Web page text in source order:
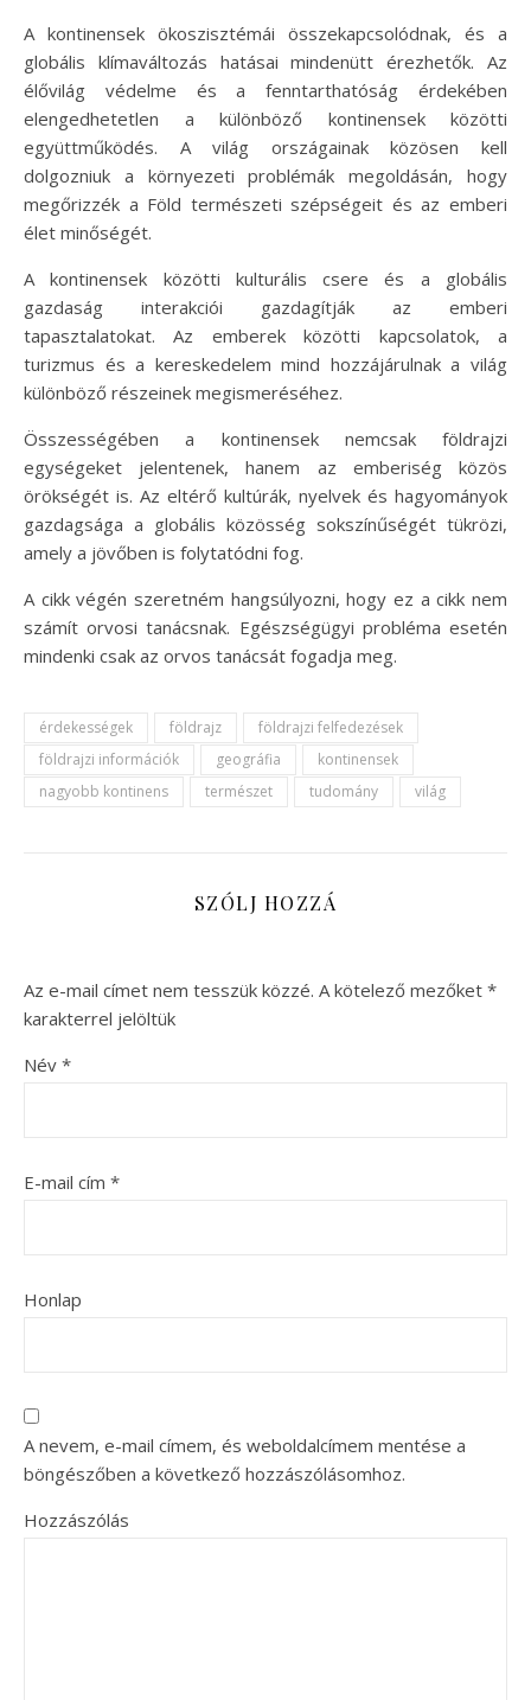
A kontinensek ökoszisztémái összekapcsolódnak, és a
globális klímaváltozás hatásai mindenütt érezhetők. Az
élővilág védelme és a fenntarthatóság érdekében
elengedhetetlen a különböző kontinensek közötti
együttműködés. A világ országainak közösen kell
dolgozniuk a környezeti problémák megoldásán, hogy
megőrizzék a Föld természeti szépségeit és az emberi
élet minőségét.
A kontinensek közötti kulturális csere és a globális
gazdaság interakciói gazdagítják az emberi
tapasztalatokat. Az emberek közötti kapcsolatok, a
turizmus és a kereskedelem mind hozzájárulnak a világ
különböző részeinek megismeréséhez.
Összességében a kontinensek nemcsak földrajzi
egységeket jelentenek, hanem az emberiség közös
örökségét is. Az eltérő kultúrák, nyelvek és hagyományok
gazdagsága a globális közösség sokszínűségét tükrözi,
amely a jövőben is folytatódni fog.
A cikk végén szeretném hangsúlyozni, hogy ez a cikk nem
számít orvosi tanácsnak. Egészségügyi probléma esetén
mindenki csak az orvos tanácsát fogadja meg.
érdekességek földrajz
földrajzi felfedezések
földrajzi információk
geográfia
kontinensek
nagyobb kontinens
természet tudomány világ
SZÓLJ HOZZÁ
Az e-mail címet nem tesszük közzé. A kötelező mezőket *
karakterrel jelöltük
Név *
E-mail cím *
Honlap
A nevem, e-mail címem, és weboldalcímem mentése a
böngészőben a következő hozzászólásomhoz.
Hozzászólás